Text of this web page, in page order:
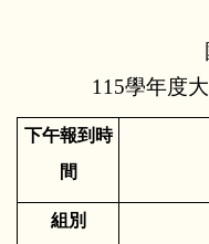
115學年度
下午報到時
間
組別